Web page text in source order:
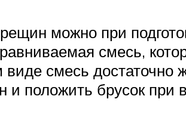
можно при
смесь,
смесь достаточно
положить брусок при